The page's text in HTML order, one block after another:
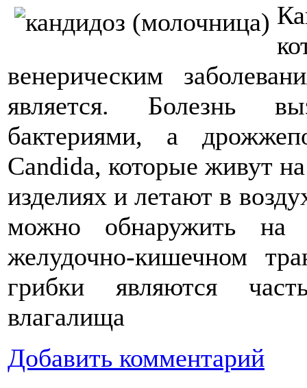
венерическим
является. Болезнь
бактериями, а
Candida, которые живут
изделиях и летают в
можно обнаружить
желудочно-кишечном
грибки являются
влагалища
Добавить комментарий